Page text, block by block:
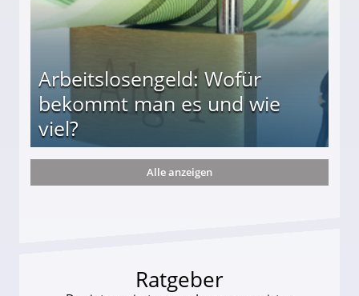
Arbeitslosengeld: Wofür
bekommt man es und wie
viel?
und wie viel?
Alle anzeigen
Ratgeber